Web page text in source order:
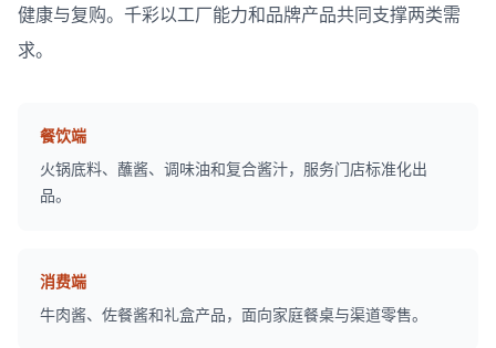
健康与复购。千彩以工厂能力和品牌产品共同支撑两类需
求。
餐饮端
火锅底料、蘸酱、调味油和复合酱汁，服务门店标准化出
品。
消费端
牛肉酱、佐餐酱和礼盒产品，面向家庭餐桌与渠道零售。